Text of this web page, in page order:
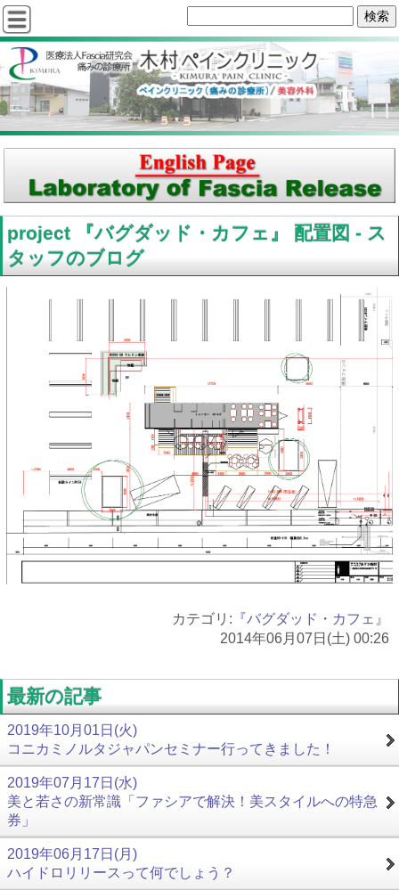
project 『バグダッド・カフェ』 配置図 - ス
タッフのブログ
カテゴリ: 『バグダッド・カフェ』
2014年06月07日(土) 00:26
最新の記事
2019年10月01日(火)
コニカミノルタジャパンセミナー行ってきました！
2019年07月17日(水)
美と若さの新常識「ファシアで解決！美スタイルへの特急
券」
2019年06月17日(月)
ハイドロリリースって何でしょう？